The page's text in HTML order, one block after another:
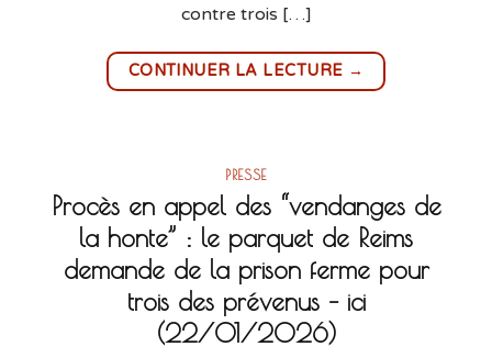
contre trois […]
CONTINUER LA LECTURE →
PRESSE
Procès en appel des “vendanges de
la honte” : le parquet de Reims
demande de la prison ferme pour
trois des prévenus – ici
(22/01/2026)